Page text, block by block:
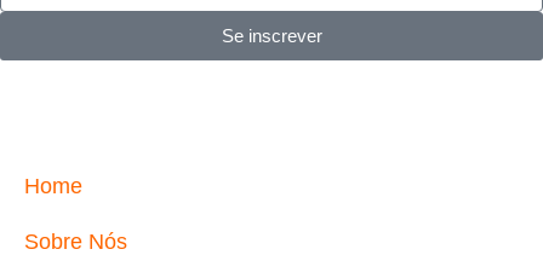
Se inscrever
Home
Sobre Nós